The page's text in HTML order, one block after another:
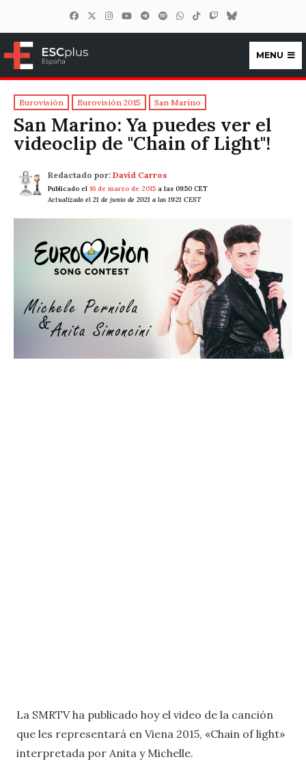
ESCplus España
MENU
Eurovisión Eurovisión 2015 San Marino
San Marino: Ya puedes ver el
videoclip de "Chain of Light"!
Redactado por: David Carros
Publicado el 16 de marzo de 2015 a las 09:50 CET
Actualizado el 21 de junio de 2021 a las 19:21 CEST
La SMRTV ha publicado hoy el video de la canción
que les representará en Viena 2015, «Chain of light»
interpretada por Anita y Michelle.